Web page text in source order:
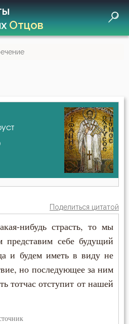
Отцов
Поделиться цитатой
нибудь страсть, то мы
представим себе будущий
и будем иметь в виду не
но последующее за ним
тотчас отступит от нашей